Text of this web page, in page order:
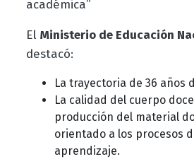
académica”
El Ministerio de Educación
destacó:
La trayectoria de 36 años
La calidad del cuerpo
producción del material
orientado a los procesos
aprendizaje.